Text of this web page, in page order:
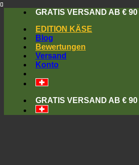
content
GRATIS VERSAND AB € 90
EDITION KÄSE
Blog
Bewertungen
Versand
Konto
GRATIS VERSAND AB € 90